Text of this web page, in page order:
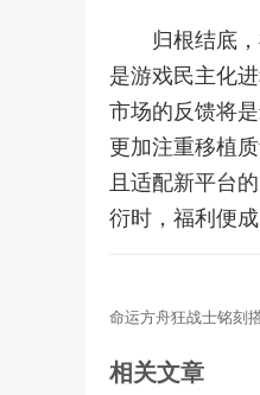
归根结底
是游戏民主化
市场的反馈将
更加注重移植
且适配新平台
衍时，福利便
命运方舟狂战士铭刻
相关文章